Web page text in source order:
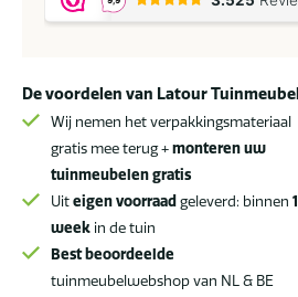
Ambassador
teak
blad
120
70
SALE
aantal
De voordelen van Latour
Wij nemen het verpakkingsmateriaal
gratis mee terug +monteren uw
tuinmeubelen gratis
Uiteigen voorraad geleverd: binnen 1
week in de tuin
Best beoordeelde
tuinmeubelwebshop van NL & BE